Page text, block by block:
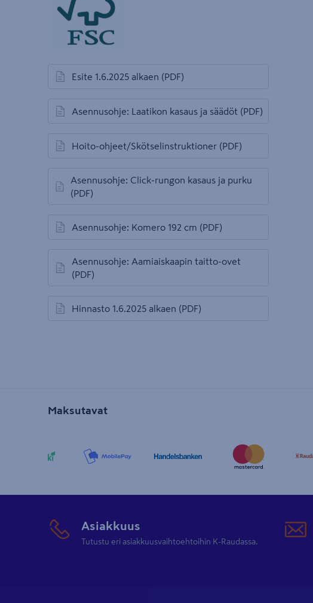
Esite 1.6.2025 alkaen (PDF)
avautuu uuteen välilehteen
Asennusohje: Laatikon kasaus ja säädöt (PDF)
avautuu uuteen välilehteen
Hoito-ohjeet/Skötselinstruktioner (PDF)
avautuu uuteen välilehteen
Asennusohje: Click-rungon kasaus ja purku
(PDF)
avautuu uuteen välilehteen
Asennusohje: Komero 192 cm (PDF)
avautuu uuteen välilehteen
Asennusohje: Aamiaiskaapin taitto-ovet
(PDF)
avautuu uuteen välilehteen
Hinnasto 1.6.2025 alkaen (PDF)
avautuu uuteen välilehteen
Maksutavat
Asiakkuus
Tutustu eri asiakkuusvaihtoehtoihin K-Raudassa.